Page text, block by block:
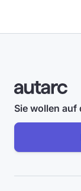
Sie wollen auf